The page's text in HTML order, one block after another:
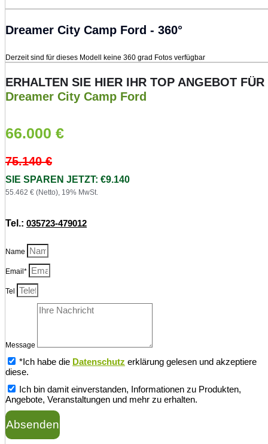
Dreamer City Camp Ford - 360°
Derzeit sind für dieses Modell keine 360 grad Fotos verfügbar
ERHALTEN SIE HIER IHR TOP ANGEBOT FÜR
Dreamer City Camp Ford
66.000 €
75.140€
SIE SPAREN JETZT: €9.140
55.462 € (Netto), 19% MwSt.
Tel.: 035723-479012
Name
Email*
Tel
Message
*Ich habe die Datenschutz erklärung gelesen und akzeptiere
diese.
Ich bin damit einverstanden, Informationen zu Produkten,
Angebote, Veranstaltungen und mehr zu erhalten.
Absenden